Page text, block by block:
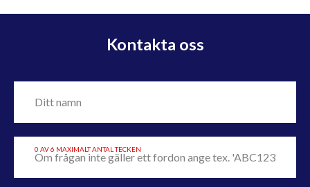
Kontakta oss
0 AV 6 MAXIMALT ANTAL TECKEN